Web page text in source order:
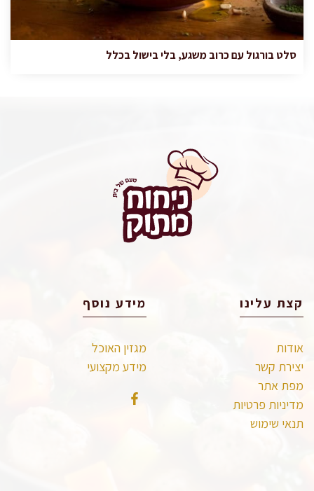
סלט בורגול עם כרוב משגע, בלי בישול בכלל
קצת עלינו
אודות
יצירת קשר
מפת אתר
מדיניות פרטיות
תנאי שימוש
מידע נוסף
מגזין האוכל
מידע מקצועי